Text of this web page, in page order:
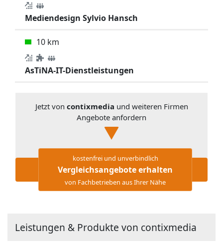
Mediendesign Sylvio Hansch
10 km
AsTiNA-IT-Dienstleistungen
Jetzt von contixmedia und weiteren Firmen
Angebote anfordern
kostenfrei und unverbindlich
Vergleichsangebote erhalten
von Fachbetrieben aus Ihrer Nähe
Leistungen & Produkte von contixmedia